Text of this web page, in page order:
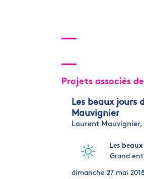
Projets associés
Les beaux jours
Mauvignier
Laurent Mauvignier,
Les
Grand
dimanche 27 mai